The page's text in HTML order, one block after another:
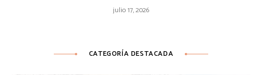
julio 17, 2026
CATEGORÍA DESTACADA